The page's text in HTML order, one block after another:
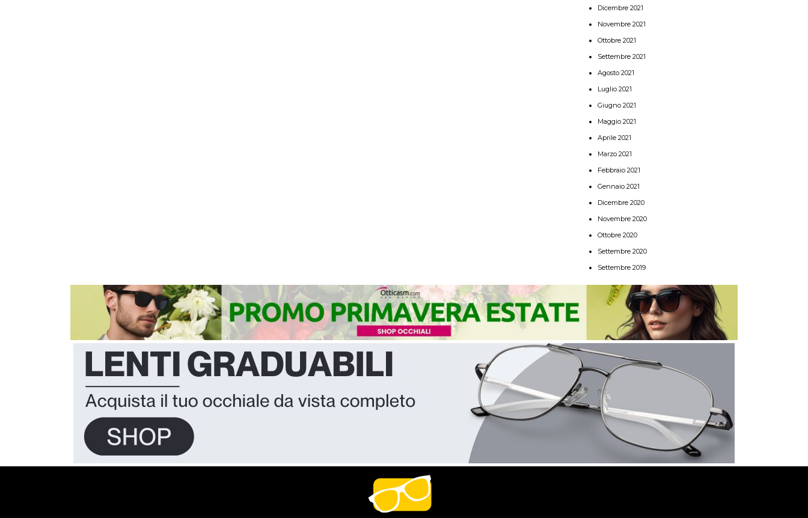
Dicembre 2021
Novembre 2021
Ottobre 2021
Settembre 2021
Agosto 2021
Luglio 2021
Giugno 2021
Maggio 2021
Aprile 2021
Marzo 2021
Febbraio 2021
Gennaio 2021
Dicembre 2020
Novembre 2020
Ottobre 2020
Settembre 2020
Settembre 2019